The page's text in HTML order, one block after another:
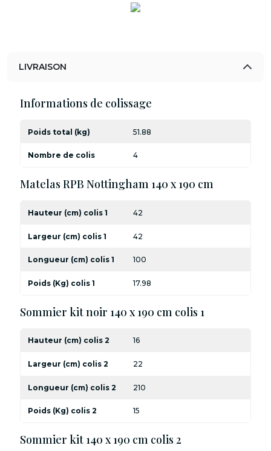
LIVRAISON
Informations de colissage
Poids total (kg) 51.88
Nombre de colis 4
Matelas RPB Nottingham 140 x 190 cm
Hauteur (cm) colis 1 42
Largeur (cm) colis 1 42
Longueur (cm) colis 1 100
Poids (Kg) colis 1 17.98
Sommier kit noir 140 x 190 cm colis 1
Hauteur (cm) colis 2 16
Largeur (cm) colis 2 22
Longueur (cm) colis 2 210
Poids (Kg) colis 2 15
Sommier kit 140 x 190 cm colis 2